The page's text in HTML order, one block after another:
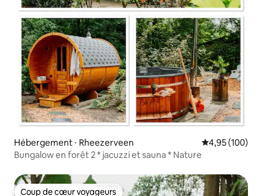
Hébergement ⋅ Rheezerveen Évaluation
4,95 (100)
Bungalow en forêt 2 * jacuzzi et sauna * Nature
Coup de cœur voyageurs